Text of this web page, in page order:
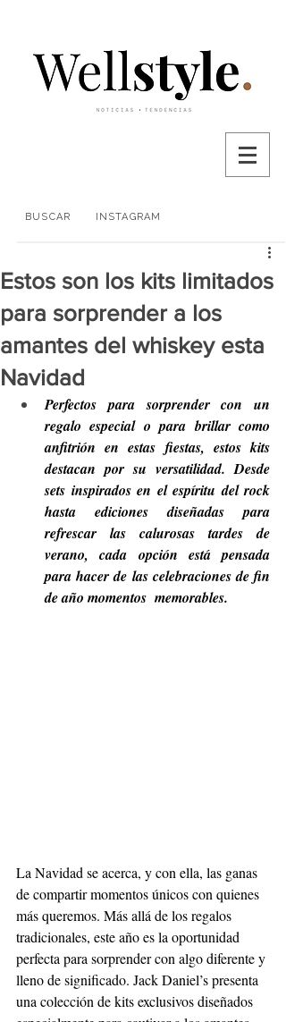
BUSCAR INSTAGRAM
Estos son los kits limitados
para sorprender a los
amantes del whiskey esta
Navidad
Perfectos para sorprender con un
regalo especial o para brillar como
anfitrión en estas fiestas, estos kits
destacan por su versatilidad. Desde
sets inspirados en el espíritu del rock
hasta ediciones diseñadas para
refrescar las calurosas tardes de
verano, cada opción está pensada
para hacer de las celebraciones de fin
de año momentos  memorables.
La Navidad se acerca, y con ella, las ganas
de compartir momentos únicos con quienes
más queremos. Más allá de los regalos
tradicionales, este año es la oportunidad
perfecta para sorprender con algo diferente y
lleno de significado. Jack Daniel’s presenta
una colección de kits exclusivos diseñados